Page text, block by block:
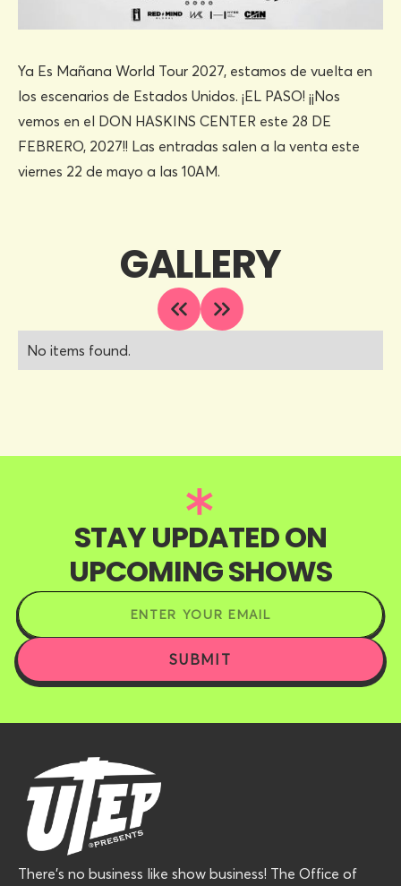
Ya Es Mañana World Tour 2027, estamos de vuelta en
los escenarios de Estados Unidos. ¡EL PASO! ¡¡Nos
vemos en el DON HASKINS CENTER este 28 DE
FEBRERO, 2027!! Las entradas salen a la venta este
viernes 22 de mayo a las 10AM.
GALLERY
No items found.
STAY UPDATED ON
UPCOMING SHOWS
There’s no business like show business! The Office of